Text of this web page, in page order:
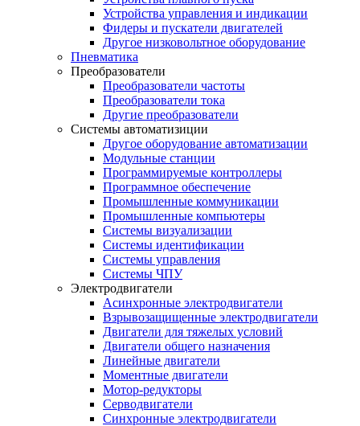
Устройства управления и индикации
Фидеры и пускатели двигателей
Другое низковольтное оборудование
Пневматика
Преобразователи
Преобразователи частоты
Преобразователи тока
Другие преобразователи
Системы автоматизиции
Другое оборудование автоматизации
Модульные станции
Программируемые контроллеры
Программное обеспечение
Промышленные коммуникации
Промышленные компьютеры
Системы визуализации
Системы идентификации
Системы управления
Системы ЧПУ
Электродвигатели
Асинхронные электродвигатели
Взрывозащищенные электродвигатели
Двигатели для тяжелых условий
Двигатели общего назначения
Линейные двигатели
Моментные двигатели
Мотор-редукторы
Серводвигатели
Синхронные электродвигатели